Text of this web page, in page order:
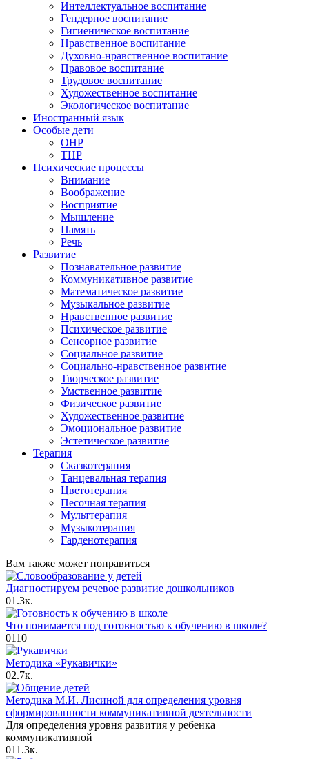
Интеллектуальное воспитание
Гендерное воспитание
Гигиеническое воспитание
Нравственное воспитание
Духовно-нравственное воспитание
Правовое воспитание
Трудовое воспитание
Художественное воспитание
Экологическое воспитание
Иностранный язык
Особые дети
ОНР
ТНР
Психические процессы
Внимание
Воображение
Восприятие
Мышление
Память
Речь
Развитие
Познавательное развитие
Коммуникативное развитие
Математическое развитие
Музыкальное развитие
Нравственное развитие
Психическое развитие
Сенсорное развитие
Социальное развитие
Социально-нравственное развитие
Творческое развитие
Умственное развитие
Физическое развитие
Художественное развитие
Эмоциональное развитие
Эстетическое развитие
Терапия
Сказкотерапия
Танцевальная терапия
Цветотерапия
Песочная терапия
Мульттерапия
Музыкотерапия
Гарденотерапия
Вам также может понравиться
Диагностируем речевое развитие дошкольников
01.3к.
Что понимается под готовностью к обучению в школе?
0110
Методика «Рукавички»
02.7к.
Методика М.И. Лисиной для определения уровня
сформированности коммуникативной деятельности
Для определения уровня развития у ребенка
коммуникативной
011.3к.